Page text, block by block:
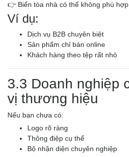
👉 Biển tòa nhà có thể không phù hợp
Ví dụ:
Dịch vụ B2B chuyên biệt
Sản phẩm chỉ bán online
Khách hàng theo tệp rất nhỏ
3.3 Doanh nghiệp
vị thương hiệu
Nếu bạn chưa có:
Logo rõ ràng
Thông điệp cụ thể
Bộ nhận diện chuyên nghiệp